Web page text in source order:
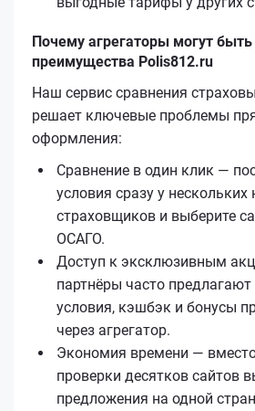
Почему агрегаторы могут
преимущества Polis812.ru
Наш сервис сравнения
решает ключевые проблемы
оформления:
Сравнение в один клик —
условия сразу у
страховщиков и выберите
ОСАГО.
Доступ к эксклюзивным
партнёры часто
условия, кэшбэк и бонусы
через агрегатор.
Экономия времени —
проверки десятков сайтов
предложения на одной